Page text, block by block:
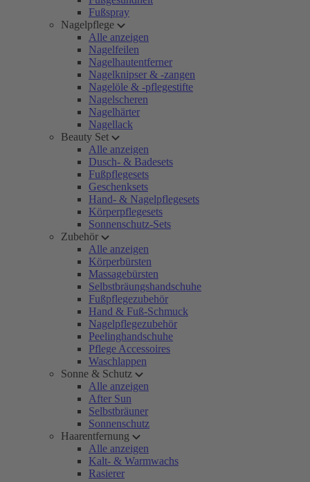
Fußspray
Nagelpflege
Alle anzeigen
Nagelfeilen
Nagelhautentferner
Nagelknipser & -zangen
Nagelöle & -pflegestifte
Nagelscheren
Nagelhärter
Nagellack
Beauty Set
Alle anzeigen
Dusch- & Badesets
Fußpflegesets
Geschenksets
Hand- & Nagelpflegesets
Körperpflegesets
Sonnenschutz-Sets
Zubehör
Alle anzeigen
Körperbürsten
Massagebürsten
Selbstbräungshandschuhe
Fußpflegezubehör
Hand & Fuß-Schmuck
Nagelpflegezubehör
Peelinghandschuhe
Pflege Accessoires
Waschlappen
Sonne & Schutz
Alle anzeigen
After Sun
Selbstbräuner
Sonnenschutz
Haarentfernung
Alle anzeigen
Kalt- & Warmwachs
Rasierer